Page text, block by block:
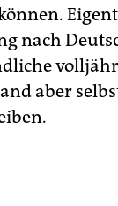
nach
aber